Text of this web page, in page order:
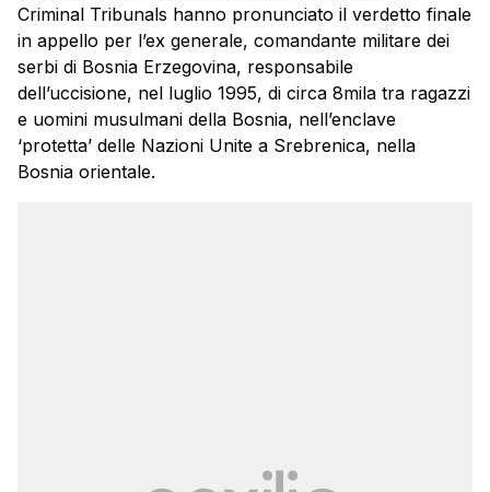
Criminal Tribunals hanno pronunciato il verdetto finale
in appello per l’ex generale, comandante militare dei
serbi di Bosnia Erzegovina, responsabile
dell’uccisione, nel luglio 1995, di circa 8mila tra ragazzi
e uomini musulmani della Bosnia, nell’enclave
‘protetta’ delle Nazioni Unite a Srebrenica, nella
Bosnia orientale.